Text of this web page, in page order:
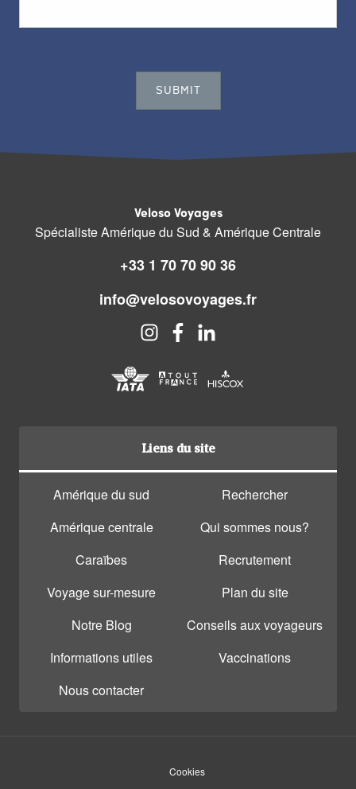
Veloso Voyages
Spécialiste Amérique du Sud & Amérique Centrale
+33 1 70 70 90 36
info@velosovoyages.fr
Liens du site
Amérique du sud
Amérique centrale
Caraïbes
Voyage sur-mesure
Notre Blog
Informations utiles
Nous contacter
Rechercher
Qui sommes nous?
Recrutement
Plan du site
Conseils aux voyageurs
Vaccinations
Cookies